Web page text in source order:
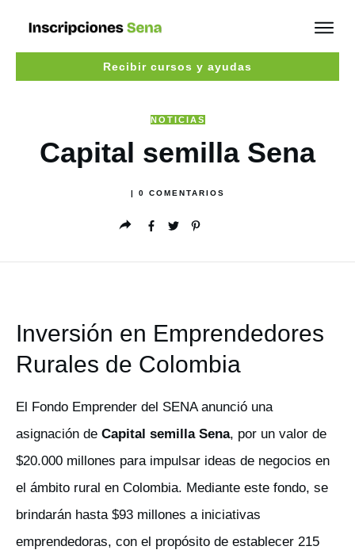
Recibir cursos y ayudas
NOTICIAS
Capital semilla Sena
0 COMENTARIOS
Inversión en Emprendedores
Rurales de Colombia
El Fondo Emprender del SENA anunció una
asignación de Capital semilla Sena, por un valor de
$20.000 millones para impulsar ideas de negocios en
el ámbito rural en Colombia. Mediante este fondo, se
brindarán hasta $93 millones a iniciativas
emprendedoras, con el propósito de establecer 215